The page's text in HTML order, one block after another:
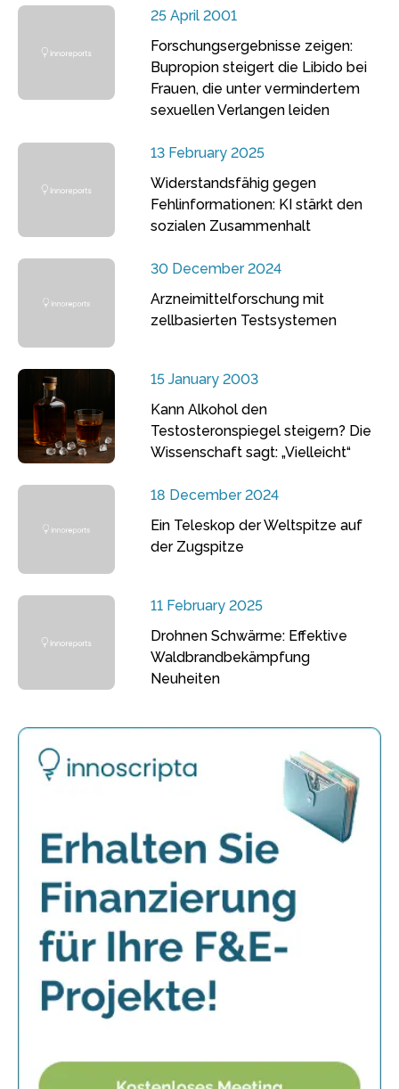
25 April 2001
Forschungsergebnisse zeigen:
Bupropion steigert die Libido bei
Frauen, die unter vermindertem
sexuellen Verlangen leiden
13 February 2025
Widerstandsfähig gegen
Fehlinformationen: KI stärkt den
sozialen Zusammenhalt
30 December 2024
Arzneimittelforschung mit
zellbasierten Testsystemen
15 January 2003
Kann Alkohol den
Testosteronspiegel steigern? Die
Wissenschaft sagt: „Vielleicht“
18 December 2024
Ein Teleskop der Weltspitze auf
der Zugspitze
11 February 2025
Drohnen Schwärme: Effektive
Waldbrandbekämpfung
Neuheiten